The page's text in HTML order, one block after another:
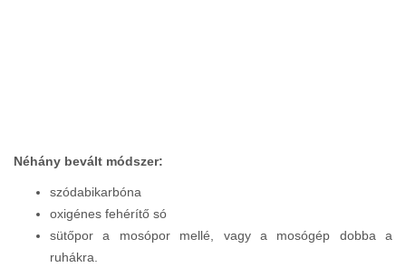
Néhány bevált módszer:
szódabikarbóna
oxigénes fehérítő só
sütőpor a mosópor mellé, vagy a mosógép dobba a
ruhákra.